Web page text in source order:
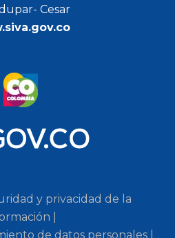
Cesar
y privacidad de la
|
de datos personales |